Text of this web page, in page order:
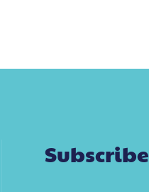
Subscribe